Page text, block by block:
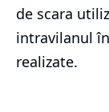
de scara
intravilanul
realizate.